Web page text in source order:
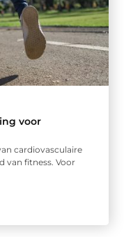
voor
cardiovasculaire
van fitness. Voor